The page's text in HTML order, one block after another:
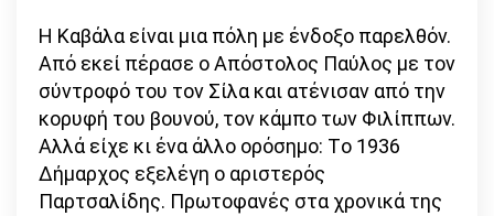
Η Καβάλα είναι μια πόλη με ένδοξο παρελθόν.
Από εκεί πέρασε ο Απόστολος Παύλος με τον
σύντροφό του τον Σίλα και ατένισαν από την
κορυφή του βουνού, τον κάμπο των Φιλίππων.
Αλλά είχε κι ένα άλλο ορόσημο: Tο 1936
Δήμαρχος εξελέγη ο αριστερός
Παρτσαλίδης. Πρωτοφανές στα χρονικά της